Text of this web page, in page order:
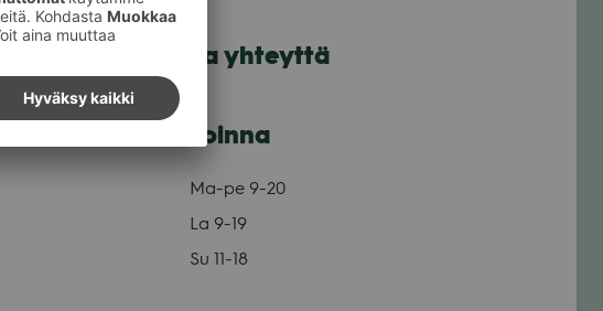
Ota yhteyttä
Avoinna
Ma-pe 9-20
La 9-19
Su 11-18